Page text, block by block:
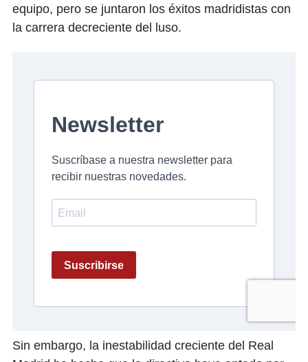
equipo, pero se juntaron los éxitos madridistas con
la carrera decreciente del luso.
Sin embargo, la inestabilidad creciente del Real